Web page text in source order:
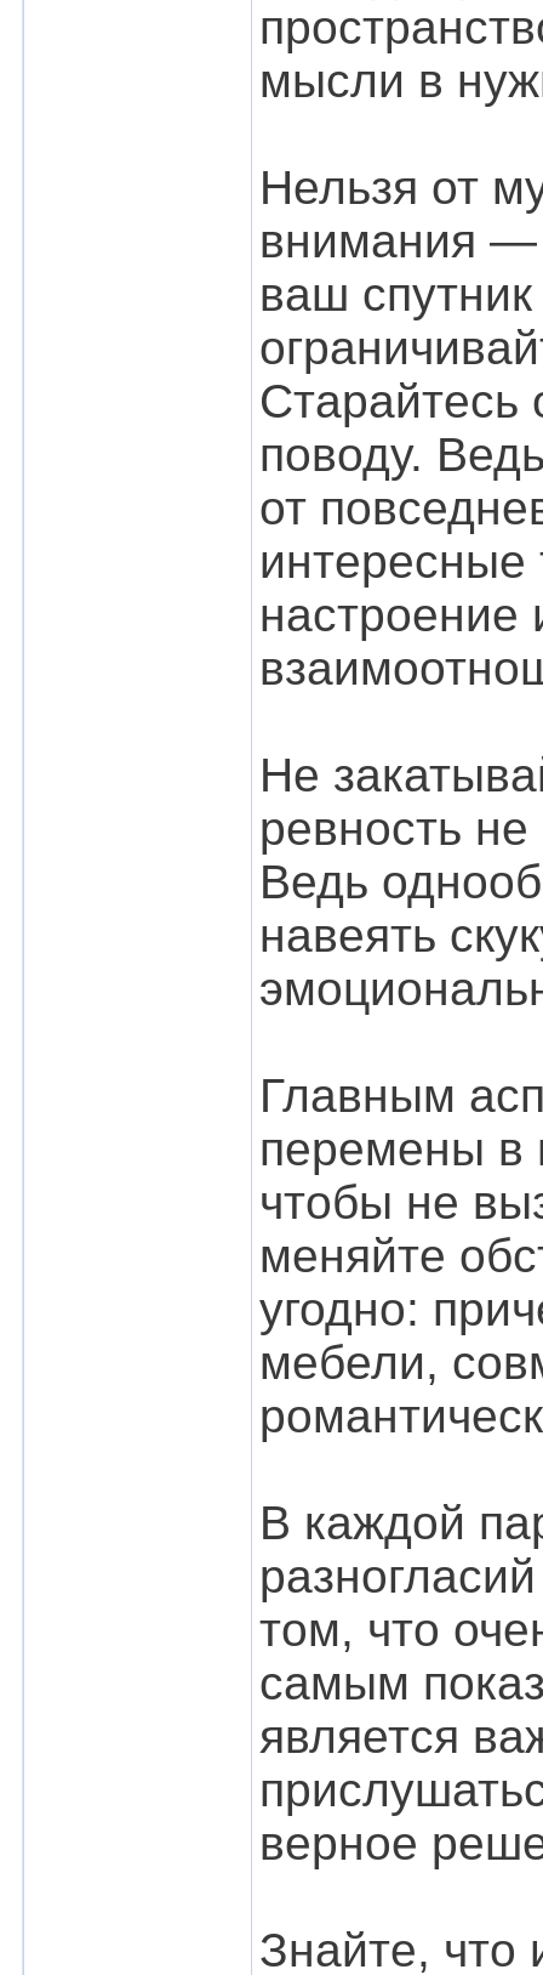
мысли в
Нельзя от
внимания —
ваш
Старайтесь
поводу.
от
интересные
настроение
Не
ревность
Ведь
навеять
Главным
перемены в
чтобы не
меняйте
угодно:
мебели,
В каждой
том, что
самым
является
верное
Знайте, что